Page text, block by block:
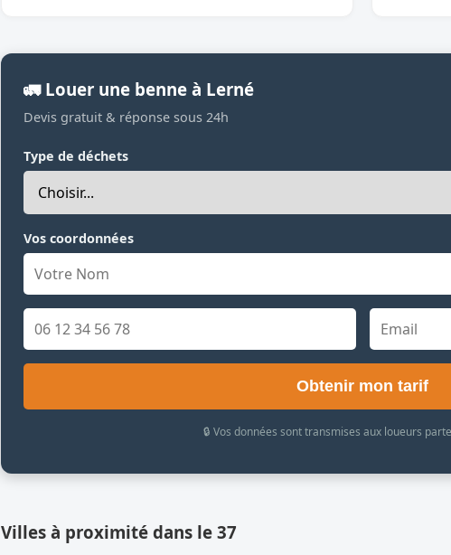
🚛 Louer une benne à Lerné
Devis gratuit & réponse sous 24h
Type de déchets
Vos coordonnées
Obtenir mon tarif
🔒 Vos données sont transmises aux loueurs
Villes à proximité dans le 37